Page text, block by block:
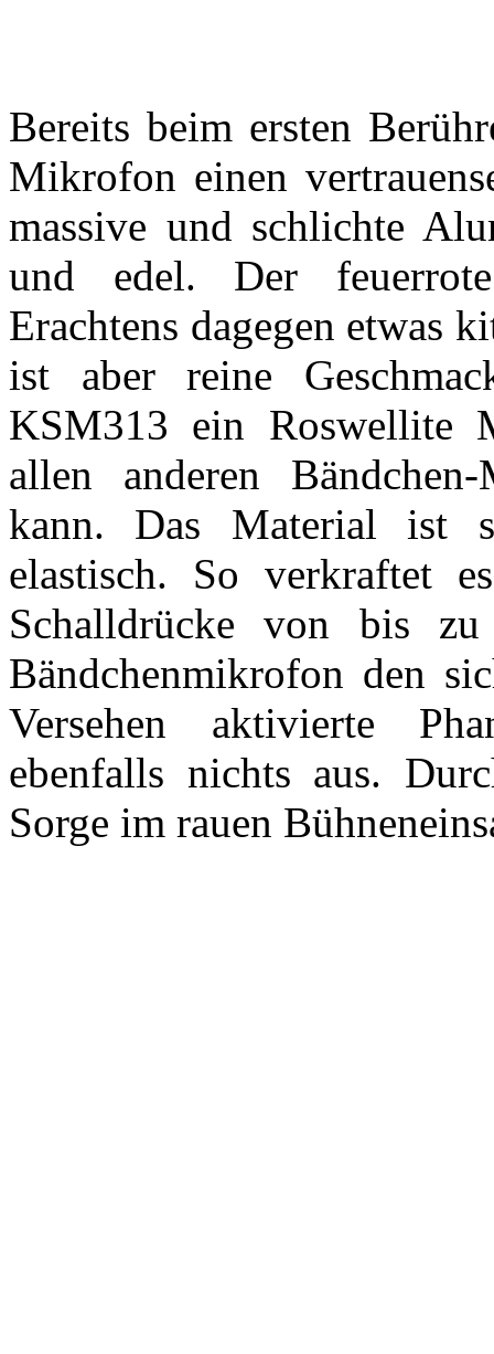
Bereits beim ersten
Mikrofon einen
massive und schlichte
und edel. Der
Erachtens dagegen etwas
ist aber reine
KSM313 ein Roswellite
allen anderen
kann. Das Material ist
elastisch. So verkraftet
Schalldrücke von bis
Bändchenmikrofon den
Versehen aktivierte
ebenfalls nichts aus.
Sorge im rauen